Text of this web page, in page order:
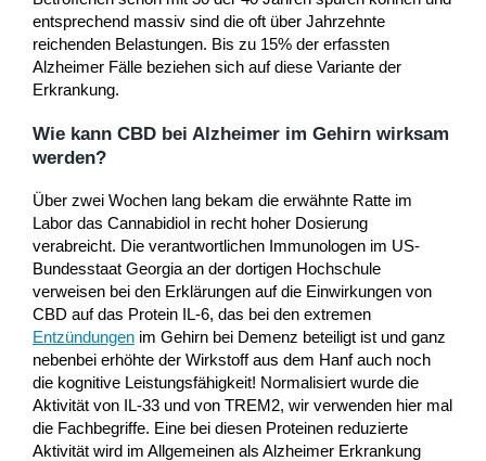
entsprechend massiv sind die oft über Jahrzehnte
reichenden Belastungen. Bis zu 15% der erfassten
Alzheimer Fälle beziehen sich auf diese Variante der
Erkrankung.
Wie kann CBD bei Alzheimer im Gehirn wirksam
werden?
Über zwei Wochen lang bekam die erwähnte Ratte im
Labor das Cannabidiol in recht hoher Dosierung
verabreicht. Die verantwortlichen Immunologen im US-
Bundesstaat Georgia an der dortigen Hochschule
verweisen bei den Erklärungen auf die Einwirkungen von
CBD auf das Protein IL-6, das bei den extremen
Entzündungen im Gehirn bei Demenz beteiligt ist und ganz
nebenbei erhöhte der Wirkstoff aus dem Hanf auch noch
die kognitive Leistungsfähigkeit! Normalisiert wurde die
Aktivität von IL-33 und von TREM2, wir verwenden hier mal
die Fachbegriffe. Eine bei diesen Proteinen reduzierte
Aktivität wird im Allgemeinen als Alzheimer Erkrankung